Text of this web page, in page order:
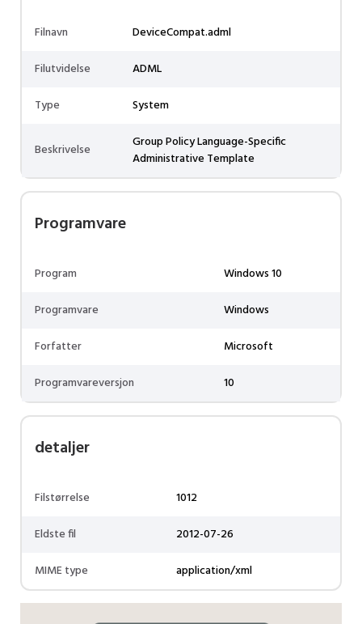
Filnavn
DeviceCompat.adml
Filutvidelse
ADML
Type
System
Beskrivelse
Group Policy Language-Specific
Administrative Template
Programvare
Program
Windows 10
Programvare
Windows
Forfatter
Microsoft
Programvareversjon
10
detaljer
Filstørrelse
1012
Eldste fil
2012-07-26
MIME type
application/xml